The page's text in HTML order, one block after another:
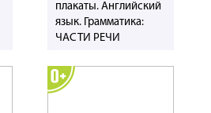
плакаты. Английский
язык. Грамматика:
ЧАСТИ РЕЧИ